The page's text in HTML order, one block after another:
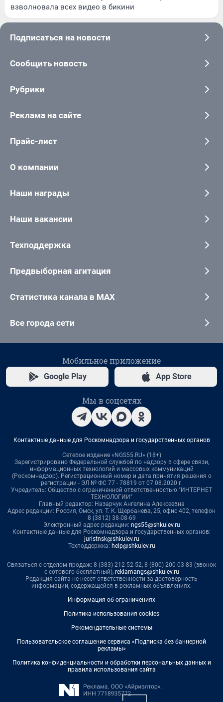
взволновала всех видео в бикини
Подписаться на новости
Сообщить новость
Рубрики
Реклама на сайте
Прайс-лист
О компании
Наши награды
Наши вакансии
Техподдержка
Предвыборная агитация
Статистика канала в MAX
Все города сети
Мобильное приложение
Google Play App Store
Мы в соцсетях
Контактные данные для Роскомнадзора и государственных органов
Сетевое издание «NGS55.RU» (18+)
Зарегистрировано Федеральной службой по надзору в сфере связи,
информационных технологий и массовых коммуникаций
(Роскомнадзор). Регистрационный номер и дата принятия решения о
регистрации - ЭЛ № ФС 77 - 78819 от 07.08.2020 г.
Учредитель: Общество с ограниченной ответственностью "ИНТЕРНЕТ
ТЕХНОЛОГИИ"
Главный редактор: Назарчук Ангелина Алексеевна
Адрес редакции: Россия, Омск, ул. Т. К. Щербанева, 25, офис 402, телефон
8 (3812) 38-08-69
Электронный адрес редакции: ngs55@shkulev.ru
Контактные данные для Роскомнадзора и государственных органов:
juristnsk@shkulev.ru
Техподдержка: help@shkulev.ru
Связаться с отделом продаж: 8 (383) 212-52-52, 8 (800) 200-03-83 (звонок
с сотового бесплатный), reklamangs@shkulev.ru
Редакция сайта не несет ответственности за достоверность
информации, содержащейся в рекламных объявлениях.
Информация об ограничениях
Политика использования cookies
Рекомендательные системы
Пользовательское соглашение сервиса «Подписка без баннерной
рекламы»
Политика конфиденциальности и обработки персональных данных и
правила использования сайта